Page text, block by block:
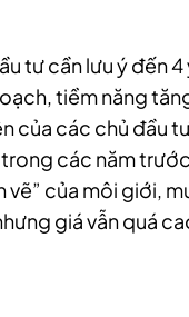
tư cần lưu ý đến
tiềm năng
của các chủ đầu
các năm
vẽ” của môi giới,
giá vẫn quá